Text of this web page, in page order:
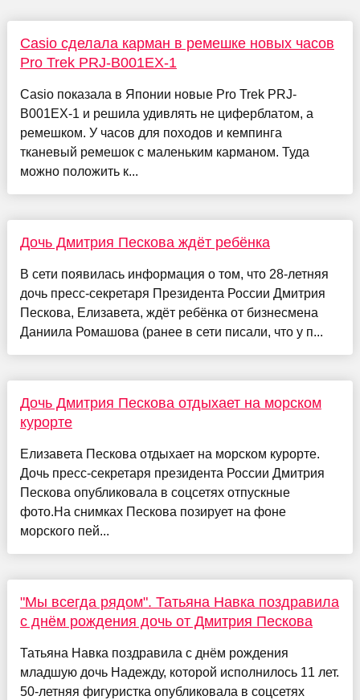
Casio сделала карман в ремешке новых часов
Pro Trek PRJ-B001EX-1
Casio показала в Японии новые Pro Trek PRJ-
B001EX-1 и решила удивлять не циферблатом, а
ремешком. У часов для походов и кемпинга
тканевый ремешок с маленьким карманом. Туда
можно положить к...
Дочь Дмитрия Пескова ждёт ребёнка
В сети появилась информация о том, что 28-летняя
дочь пресс-секретаря Президента России Дмитрия
Пескова, Елизавета, ждёт ребёнка от бизнесмена
Даниила Ромашова (ранее в сети писали, что у п...
Дочь Дмитрия Пескова отдыхает на морском
курорте
Елизавета Пескова отдыхает на морском курорте.
Дочь пресс-секретаря президента России Дмитрия
Пескова опубликовала в соцсетях отпускные
фото.На снимках Пескова позирует на фоне
морского пей...
"Мы всегда рядом". Татьяна Навка поздравила
с днём рождения дочь от Дмитрия Пескова
Татьяна Навка поздравила с днём рождения
младшую дочь Надежду, которой исполнилось 11 лет.
50-летняя фигуристка опубликовала в соцсетях